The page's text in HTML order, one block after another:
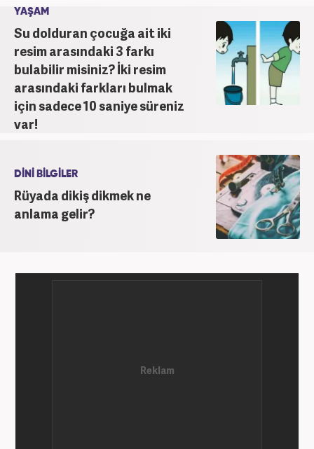
YAŞAM
Su dolduran çocuğa ait iki
resim arasındaki 3 farkı
bulabilir misiniz? İki resim
arasındaki farkları bulmak
için sadece 10 saniye süreniz
var!
DİNİ BİLGİLER
Rüyada dikiş dikmek ne
anlama gelir?